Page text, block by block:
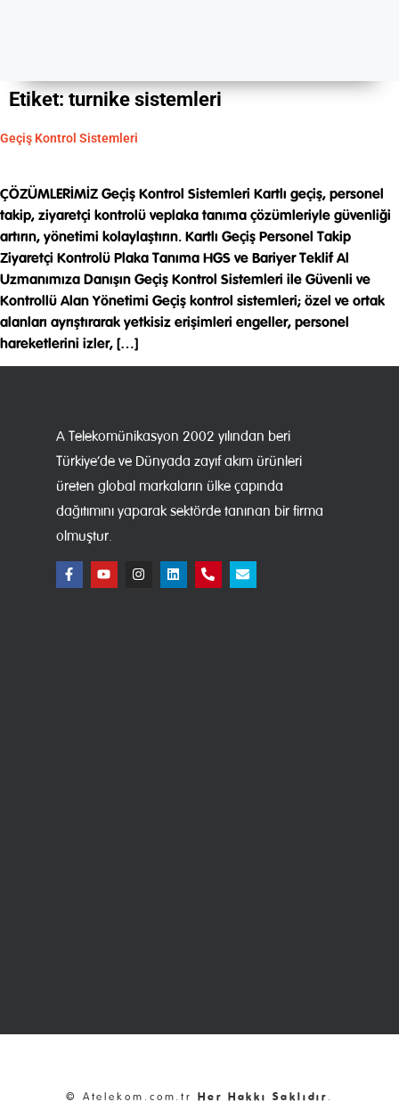
Etiket: turnike sistemleri
Geçiş Kontrol Sistemleri
ÇÖZÜMLERİMİZ Geçiş Kontrol Sistemleri Kartlı geçiş, personel
takip, ziyaretçi kontrolü veplaka tanıma çözümleriyle güvenliği
artırın, yönetimi kolaylaştırın. Kartlı Geçiş Personel Takip
Ziyaretçi Kontrolü Plaka Tanıma HGS ve Bariyer Teklif Al
Uzmanımıza Danışın Geçiş Kontrol Sistemleri ile Güvenli ve
Kontrollü Alan Yönetimi Geçiş kontrol sistemleri; özel ve ortak
alanları ayrıştırarak yetkisiz erişimleri engeller, personel
hareketlerini izler, […]
A Telekomünikasyon 2002 yılından beri
Türkiye’de ve Dünyada zayıf akım ürünleri
üreten global markaların ülke çapında
dağıtımını yaparak sektörde tanınan bir firma
olmuştur.
© Atelekom.com.trHer Hakkı Saklıdır